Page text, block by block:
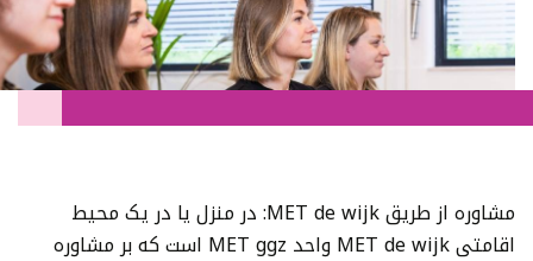
مشاوره از طریق MET de wijk: در منزل یا در یک محیط
اقامتی MET de wijk واحد MET ggz است که بر مشاوره